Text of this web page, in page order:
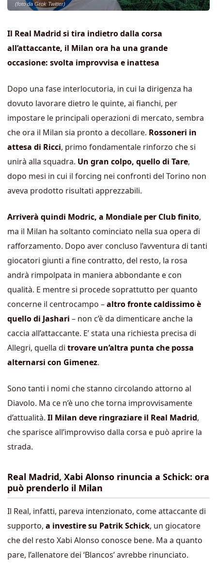
(foto da Grok Twitter)
Il Real Madrid si tira indietro dalla corsa
all’attaccante, il Milan ora ha una grande
occasione: svolta improvvisa e inattesa
Dopo una fase interlocutoria, in cui la dirigenza ha
dovuto lavorare dietro le quinte, ai fianchi, per
impostare le principali operazioni di mercato, sembra
che ora il Milan sia pronto a decollare. Rossoneri in
attesa di Ricci, primo fondamentale rinforzo che si
unirà alla squadra. Un gran colpo, quello di Tare,
dopo mesi in cui il forcing nei confronti del Torino non
aveva prodotto risultati apprezzabili.
Arriverà quindi Modric, a Mondiale per Club finito,
ma il Milan ha soltanto cominciato nella sua opera di
rafforzamento. Dopo aver concluso l’avventura di tanti
giocatori giunti a fine contratto, del resto, la rosa
andrà rimpolpata in maniera abbondante e con
qualità. E mentre si procede soprattutto per quanto
concerne il centrocampo –altro fronte caldissimo è
quello di Jashari – non c’è da dimenticare anche la
caccia all’attaccante. E’ stata una richiesta precisa di
Allegri, quella di trovare un’altra punta che possa
alternarsi con Gimenez.
Sono tanti i nomi che stanno circolando attorno al
Diavolo. Ma ce n’è uno che torna improvvisamente
d’attualità. Il Milan deve ringraziare il Real Madrid,
che sparisce all’improvviso dalla corsa e può aprire la
strada.
Real Madrid, Xabi Alonso rinuncia a Schick: ora
può prenderlo il Milan
Il Real, infatti, pareva intenzionato, come attaccante di
supporto, a investire su Patrik Schick, un giocatore
che del resto Xabi Alonso conosce bene. Ma a quanto
pare, l’allenatore dei ‘Blancos’ avrebbe rinunciato.